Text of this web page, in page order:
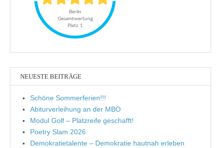
NEUESTE BEITRÄGE
Schöne Sommerferien!!!
Abiturverleihung an der MBO
Modul Golf – Platzreife geschafft!
Poetry Slam 2026
Demokratietalente – Demokratie hautnah erleben